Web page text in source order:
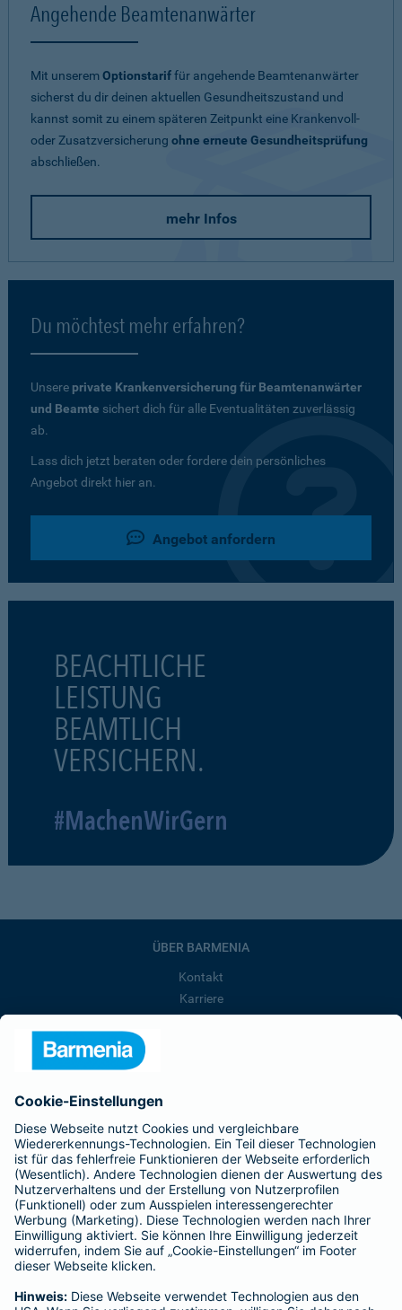
Angehende Beamtenanwärter
Mit unseremOptionstariffür angehende Beamtenanwärter
sicherst du dir deinen aktuellen Gesundheitszustand und
kannst somit zu einem späteren Zeitpunkt eine Krankenvoll-
oder Zusatzversicherung ohne erneute Gesundheitsprüfung
abschließen.
mehr Infos
Du möchtest mehr erfahren?
Unsere private Krankenversicherung für Beamtenanwärter
und Beamte sichert dich für alle Eventualitäten zuverlässig
ab.
Lass dich jetzt beraten oder fordere dein persönliches
Angebot direkt hier an.
Angebot anfordern
BEACHTLICHE
LEISTUNG
BEAMTLICH
VERSICHERN.
#MachenWirGern
ÜBER BARMENIA
Kontakt
Karriere
Barmenia ist Teil der BarmeniaGothaer
BELIEBTE SEITEN
Kranken-Zusatzversicherung
Tierversicherungen
Haftpflichtversicherung
Hausratversicherung